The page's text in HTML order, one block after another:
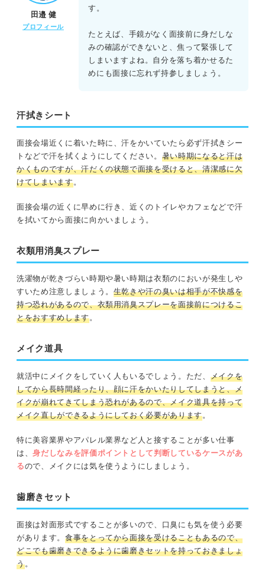
田邉 健
プロフィール
す。
たとえば、手鏡がなく面接前に身だしな
みの確認ができないと、焦って緊張して
しまいますよね。自分を落ち着かせるた
めにも面接に忘れず持参しましょう。
汗拭きシート
面接会場近くに着いた時に、汗をかいていたら必ず汗拭きシー
トなどで汗を拭くようにしてください。 暑い時期になると汗は
かくものですが、汗だくの状態で面接を受けると、清潔感に欠
けてしまいます。
面接会場の近くに早めに行き、近くのトイレやカフェなどで汗
を拭いてから面接に向かいましょう。
衣類用消臭スプレー
洗濯物が乾きづらい時期や暑い時期は衣類のにおいが発生しや
すいため注意しましょう。 生乾きや汗の臭いは相手が不快感を
持つ恐れがあるので、衣類用消臭スプレーを面接前につけるこ
とをおすすめします。
メイク道具
就活中にメイクをしていく人もいるでしょう。ただ、 メイクを
してから長時間経ったり、顔に汗をかいたりしてしまうと、メ
イクが崩れてきてしまう恐れがあるので、メイク道具を持って
メイク直しができるようにしておく必要があります。
特に美容業界やアパレル業界など人と接することが多い仕事
は、身だしなみを評価ポイントとして判断しているケースがあ
るので、メイクには気を使うようにしましょう。
歯磨きセット
面接は対面形式ですることが多いので、口臭にも気を使う必要
があります。 食事をとってから面接を受けることもあるので、
どこでも歯磨きできるように歯磨きセットを持っておきましょ
う。